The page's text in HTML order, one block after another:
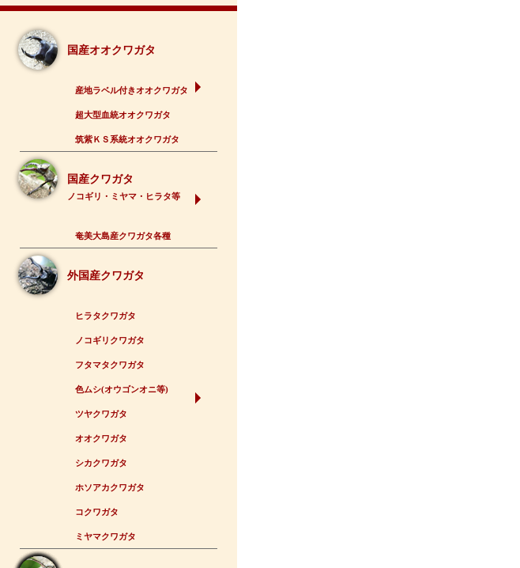
国産オオクワガタ
産地ラベル付きオオクワガタ
超大型血統オオクワガタ
筑紫ＫＳ系統オオクワガタ
国産クワガタ
ノコギリ・ミヤマ・ヒラタ等
奄美大島産クワガタ各種
外国産クワガタ
ヒラタクワガタ
ノコギリクワガタ
フタマタクワガタ
色ムシ(オウゴンオニ等)
ツヤクワガタ
オオクワガタ
シカクワガタ
ホソアカクワガタ
コクワガタ
ミヤマクワガタ